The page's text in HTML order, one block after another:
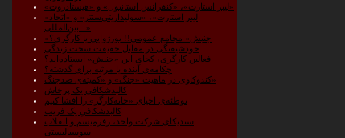
«لیبر استارت»، «کنفرانس استانبول» و «هیستادروت»
«لیبر استارت»، «سولیداریتی‌سنتر» و «اتحاد
بین‌المللی...»
«جنبش» مجامع عمومی!! بورژوایی یا کارگری؟
خودشیفتگی در مقابل حقیقت سخت زندگی
فعالین کارگری، کجای این «جنبش» ایستاده‌اند؟
چکامه‌‌ی آینده یا مرثیه برای گذشته؟
کندوکاوی در ماهیت «جنگ» و «کمیته‌ی ضدجنگ»
کالبدشکافی یک پرخاش
توطئه‌ی احیای «خانه‌کارگر» را افشا کنیم
کالبدشکافیِ یک فریب
سندیکای شرکت واحد، رفرمیسم و انقلاب
سوسیالیستی